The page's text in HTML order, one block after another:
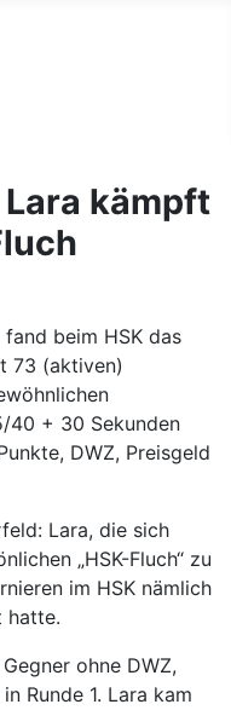
kämpft
beim HSK das
73 (aktiven)
40 + 30 Sekunden
DWZ, Preisgeld
Lara, die sich
„HSK-Fluch“ zu
im HSK nämlich
hatte.
ohne DWZ,
Runde 1. Lara kam